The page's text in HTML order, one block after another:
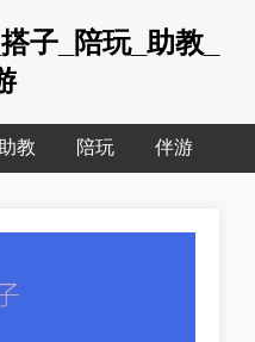
子_陪玩_助教_
助教 陪玩 伴游